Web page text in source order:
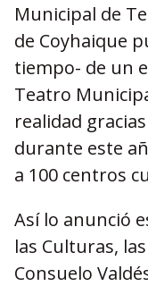
Municipal de
de Coyhaique
tiempo- de un
Teatro
realidad
durante este
a 100 centros
Así lo anunció
las Culturas,
Consuelo